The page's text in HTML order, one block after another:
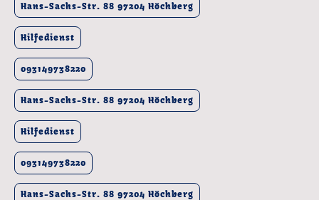
Hans-Sachs-Str. 88 97204 Höchberg
Hilfedienst
093149738220
Hans-Sachs-Str. 88 97204 Höchberg
Hilfedienst
093149738220
Hans-Sachs-Str. 88 97204 Höchberg